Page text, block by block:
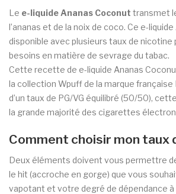
Le e-liquide Ananas Coconut transmet
l’ananas et de la noix de coco. Ce e-
disponible avec plusieurs taux de nicotine
besoins en matière de sevrage du tabac.
Cette recette de e-liquide Ananas
la collection Wpuff de la marque
d’un taux de PG/VG équilibré (50/50),
la grande majorité des cigarettes
Comment choisir mon taux
Deux éléments doivent vous permettre
le hit (accroche en gorge) que vous
vapotant et votre degré de dépendance